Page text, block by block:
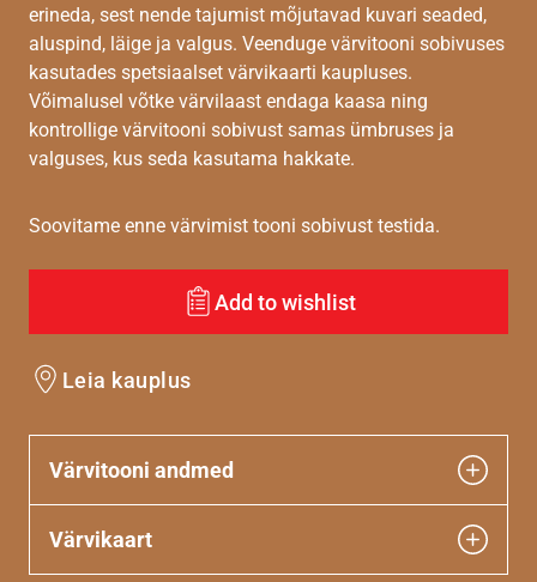
erineda, sest nende tajumist mõjutavad kuvari seaded,
aluspind, läige ja valgus. Veenduge värvitooni sobivuses
kasutades spetsiaalset värvikaarti kaupluses.
Võimalusel võtke värvilaast endaga kaasa ning
kontrollige värvitooni sobivust samas ümbruses ja
valguses, kus seda kasutama hakkate.
Soovitame enne värvimist tooni sobivust testida.
Add to wishlist
Leia kauplus
Värvitooni andmed
Värvikaart